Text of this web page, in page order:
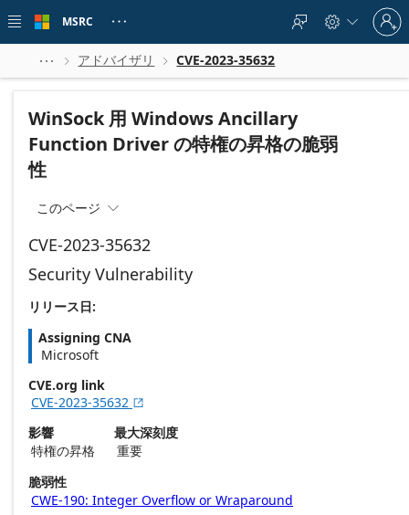
 main
MSRC    
Sign
in
to
account
  アドバイザリ  CVE-2023-35632
WinSock 用 Windows Ancillary
Function Driver の特権の昇格の脆弱
性
このページ 
CVE-2023-35632
Security Vulnerability
リリース日:
Assigning CNA
Microsoft
CVE.org link
CVE-2023-35632 
影響
特権の昇格
最大深刻度
重要
脆弱性
CWE-190: Integer Overflow or Wraparound